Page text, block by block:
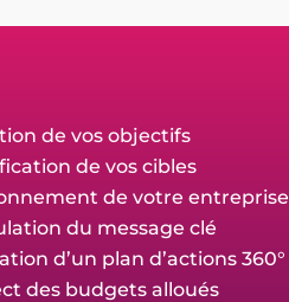
de vos objectifs
de vos cibles
de votre entreprise
du message clé
d’un plan d’actions 360°
des budgets alloués